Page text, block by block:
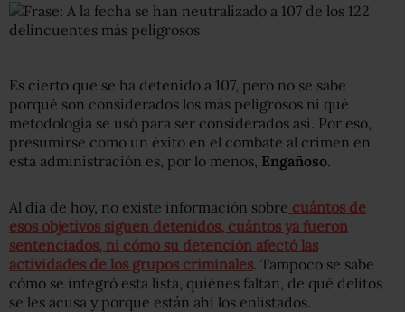
Es cierto que se ha detenido a 107, pero no se sabe
porqué son considerados los más peligrosos ni qué
metodología se usó para ser considerados así. Por eso,
presumirse como un éxito en el combate al crimen en
esta administración es, por lo menos, Engañoso.
Al día de hoy, no existe información sobre cuántos de
esos objetivos siguen detenidos, cuántos ya fueron
sentenciados, ni cómo su detención afectó las
actividades de los grupos criminales. Tampoco se sabe
cómo se integró esta lista, quiénes faltan, de qué delitos
se les acusa y porque están ahí los enlistados.